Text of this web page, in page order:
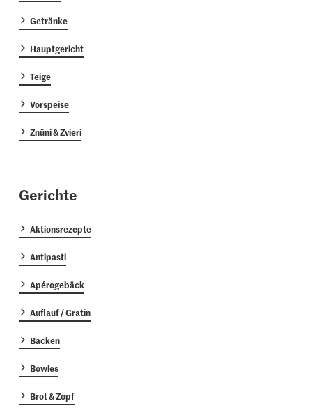
Getränke
Hauptgericht
Teige
Vorspeise
Znüni & Zvieri
Gerichte
Aktionsrezepte
Antipasti
Apérogebäck
Auflauf / Gratin
Backen
Bowles
Brot & Zopf